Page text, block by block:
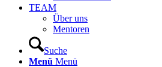
TEAM
Über uns
Mentoren
Suche
Menü Menü